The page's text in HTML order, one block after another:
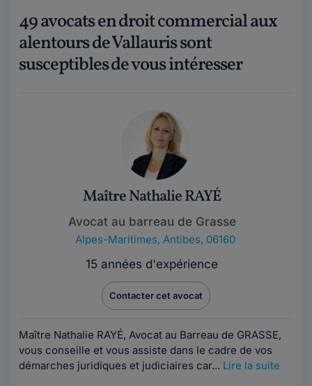
49 avocats en droit commercial aux
alentours de Vallauris sont
susceptibles de vous intéresser
Maître Nathalie RAYÉ
Avocat au barreau de Grasse
Alpes-Maritimes, Antibes, 06160
15 années d'expérience
Contacter cet avocat
Maître Nathalie RAYÉ, Avocat au Barreau de GRASSE,
vous conseille et vous assiste dans le cadre de vos
démarches juridiques et judiciaires car... Lire la suite